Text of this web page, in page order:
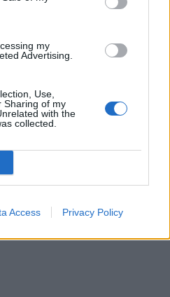
my
Advertising.
Use,
Sharing of my
with the
collected.
Access Privacy Policy